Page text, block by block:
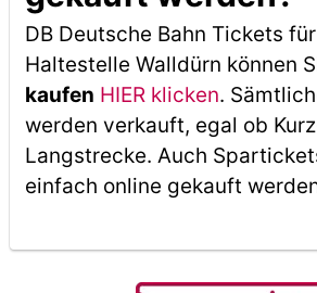
DB Deutsche Bahn Tickets
Haltestelle Walldürn können
kaufen HIER klicken.
werden verkauft, egal ob
Langstrecke. Auch
einfach online gekauft